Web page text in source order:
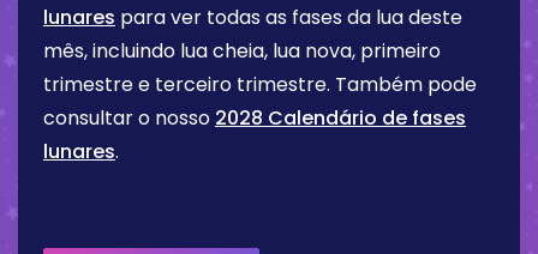
lunares para ver todas as fases da lua deste
mês, incluindo lua cheia, lua nova, primeiro
trimestre e terceiro trimestre. Também pode
consultar o nosso 2028 Calendário de fases
lunares.